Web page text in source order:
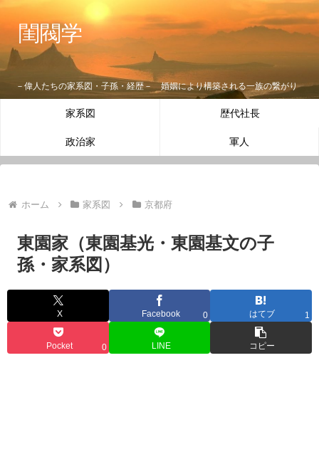
閨閥学
－偉人たちの家系図・子孫・経歴－ 婚姻により構築される一族の繋がり
家系図 歴代社長
政治家 軍人
ホーム 家系図 京都府
東園家（東園基光・東園基文の子
孫・家系図）
X Facebook 0 はてブ 1
Pocket 0 LINE コピー